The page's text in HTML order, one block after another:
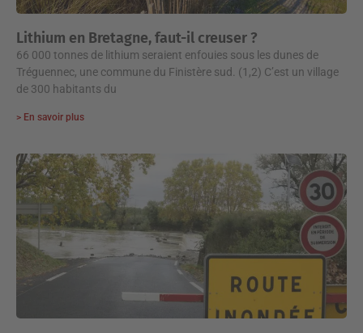
Lithium en Bretagne, faut-il creuser ?
66 000 tonnes de lithium seraient enfouies sous les dunes de
Tréguennec, une commune du Finistère sud. (1,2) C’est un village
de 300 habitants du
> En savoir plus